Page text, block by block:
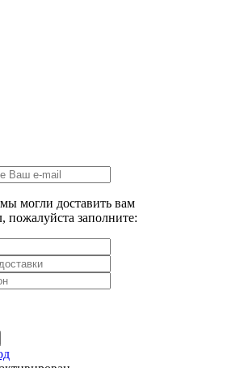
могли доставить вам
пожалуйста заполните: